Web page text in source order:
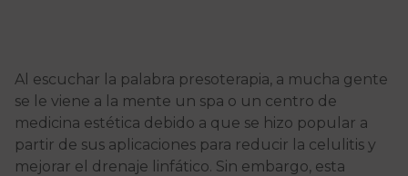
Al escuchar la palabra presoterapia, a mucha gente
se le viene a la mente un spa o un centro de
medicina estética debido a que se hizo popular a
partir de sus aplicaciones para reducir la celulitis y
mejorar el drenaje linfático. Sin embargo, esta